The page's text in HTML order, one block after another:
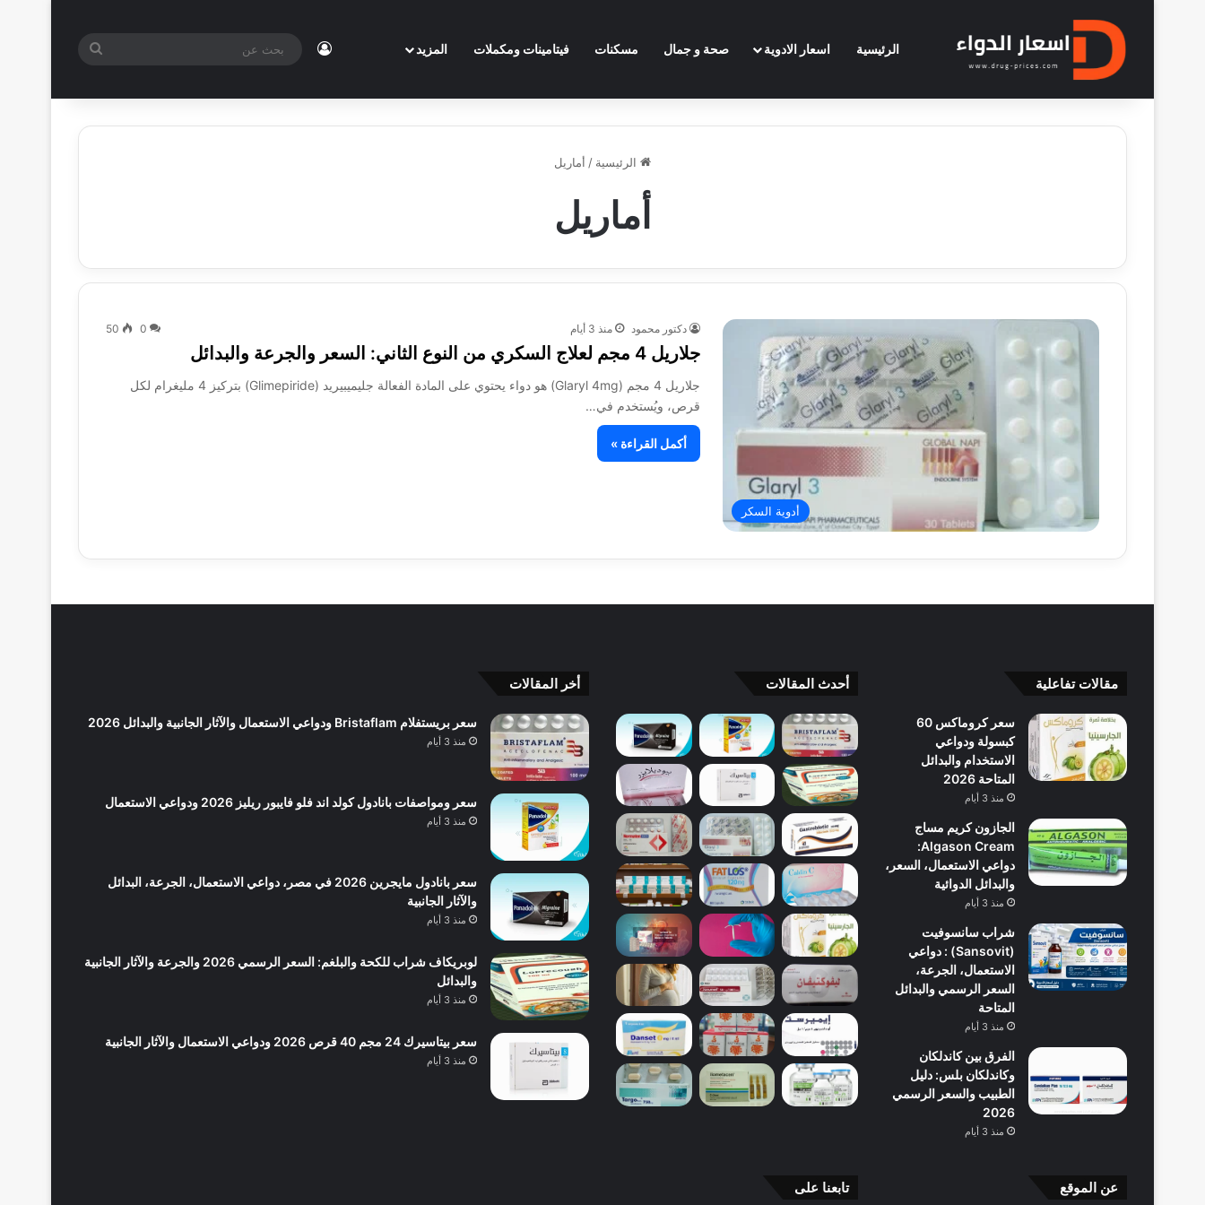
الرئيسية اسعار الادوية صحة و جمال مسكنات فيتامينات ومكملات المزيد تسجيل الدخول
بحث
الرئيسية / أماريل
أماريل
أدوية السكر
دكتور محمود منذ 3 أيام 0
50
جلاريل 4 مجم لعلاج السكري من النوع الثاني: السعر والجرعة والبدائل
جلاريل 4 مجم (Glaryl 4mg) هو دواء يحتوي على المادة الفعالة جليميبيريد (Glimepiride) بتركيز 4 مليغرام لكل
قرص، ويُستخدم في…
أكمل القراءة »
مقالات تفاعلية
سعر كروماكس 60
كبسولة ودواعي
الاستخدام والبدائل
المتاحة 2026
منذ 3 أيام
الجازون كريم مساج
Algason Cream:
دواعي الاستعمال، السعر،
والبدائل الدوائية
منذ 3 أيام
شراب سانسوفيت
(Sansovit) : دواعي
الاستعمال، الجرعة،
السعر الرسمي والبدائل
المتاحة
منذ 3 أيام
الفرق بين كاندلكان
وكاندلكان بلس: دليل
الطبيب والسعر الرسمي
2026
منذ 3 أيام
أحدث المقالات أخر المقالات
سعر بريستفلام Bristaflam ودواعي الاستعمال والآثار الجانبية والبدائل 2026
منذ 3 أيام
سعر ومواصفات بانادول كولد اند فلو فايبور ريليز 2026 ودواعي الاستعمال
منذ 3 أيام
سعر بانادول مايجرين 2026 في مصر، دواعي الاستعمال، الجرعة، البدائل
والآثار الجانبية
منذ 3 أيام
لوبريكاف شراب للكحة والبلغم: السعر الرسمي 2026 والجرعة والآثار الجانبية
والبدائل
منذ 3 أيام
سعر بيتاسيرك 24 مجم 40 قرص 2026 ودواعي الاستعمال والآثار الجانبية
منذ 3 أيام
عن الموقع تابعنا على